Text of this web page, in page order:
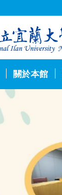
關於本館